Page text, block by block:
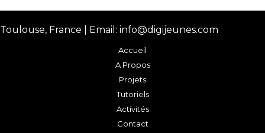
Toulouse, France | Email: info@digijeunes.com
Accueil
A Propos
Projets
Tutoriels
Activités
Contact